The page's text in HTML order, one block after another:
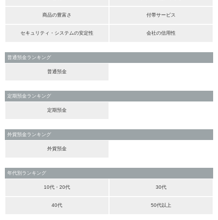
商品の豊富さ 付帯サービス
セキュリティ・システムの安定性 会社の信用性
普通預金ランキング
普通預金
定期預金ランキング
定期預金
外貨預金ランキング
外貨預金
年代別ランキング
10代・20代 30代
40代 50代以上